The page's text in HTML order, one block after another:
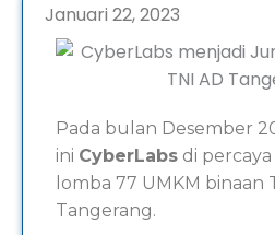
Januari 22, 2023
Pada bulan Desember
ini CyberLabs di
lomba 77 UMKM binaan
Tangerang.